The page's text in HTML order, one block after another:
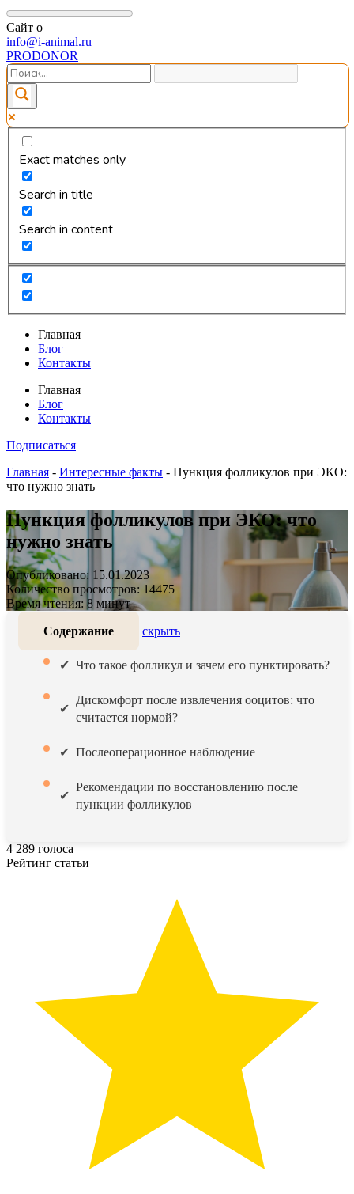
Сайт о
info@i-animal.ru
PRODONOR
Exact matches only
Search in title
Search in content
Главная
Блог
Контакты
Главная
Блог
Контакты
Подписаться
Главная - Интересные факты - Пункция фолликулов при ЭКО:
что нужно знать
Пункция фолликулов при ЭКО: что
нужно знать
Опубликовано: 15.01.2023
Количество просмотров: 14475
Время чтения: 8 минут
Содержание скрыть
Что такое фолликул и зачем его пунктировать?
Дискомфорт после извлечения ооцитов: что
считается нормой?
Послеоперационное наблюдение
Рекомендации по восстановлению после
пункции фолликулов
4 289 голоса
Рейтинг статьи